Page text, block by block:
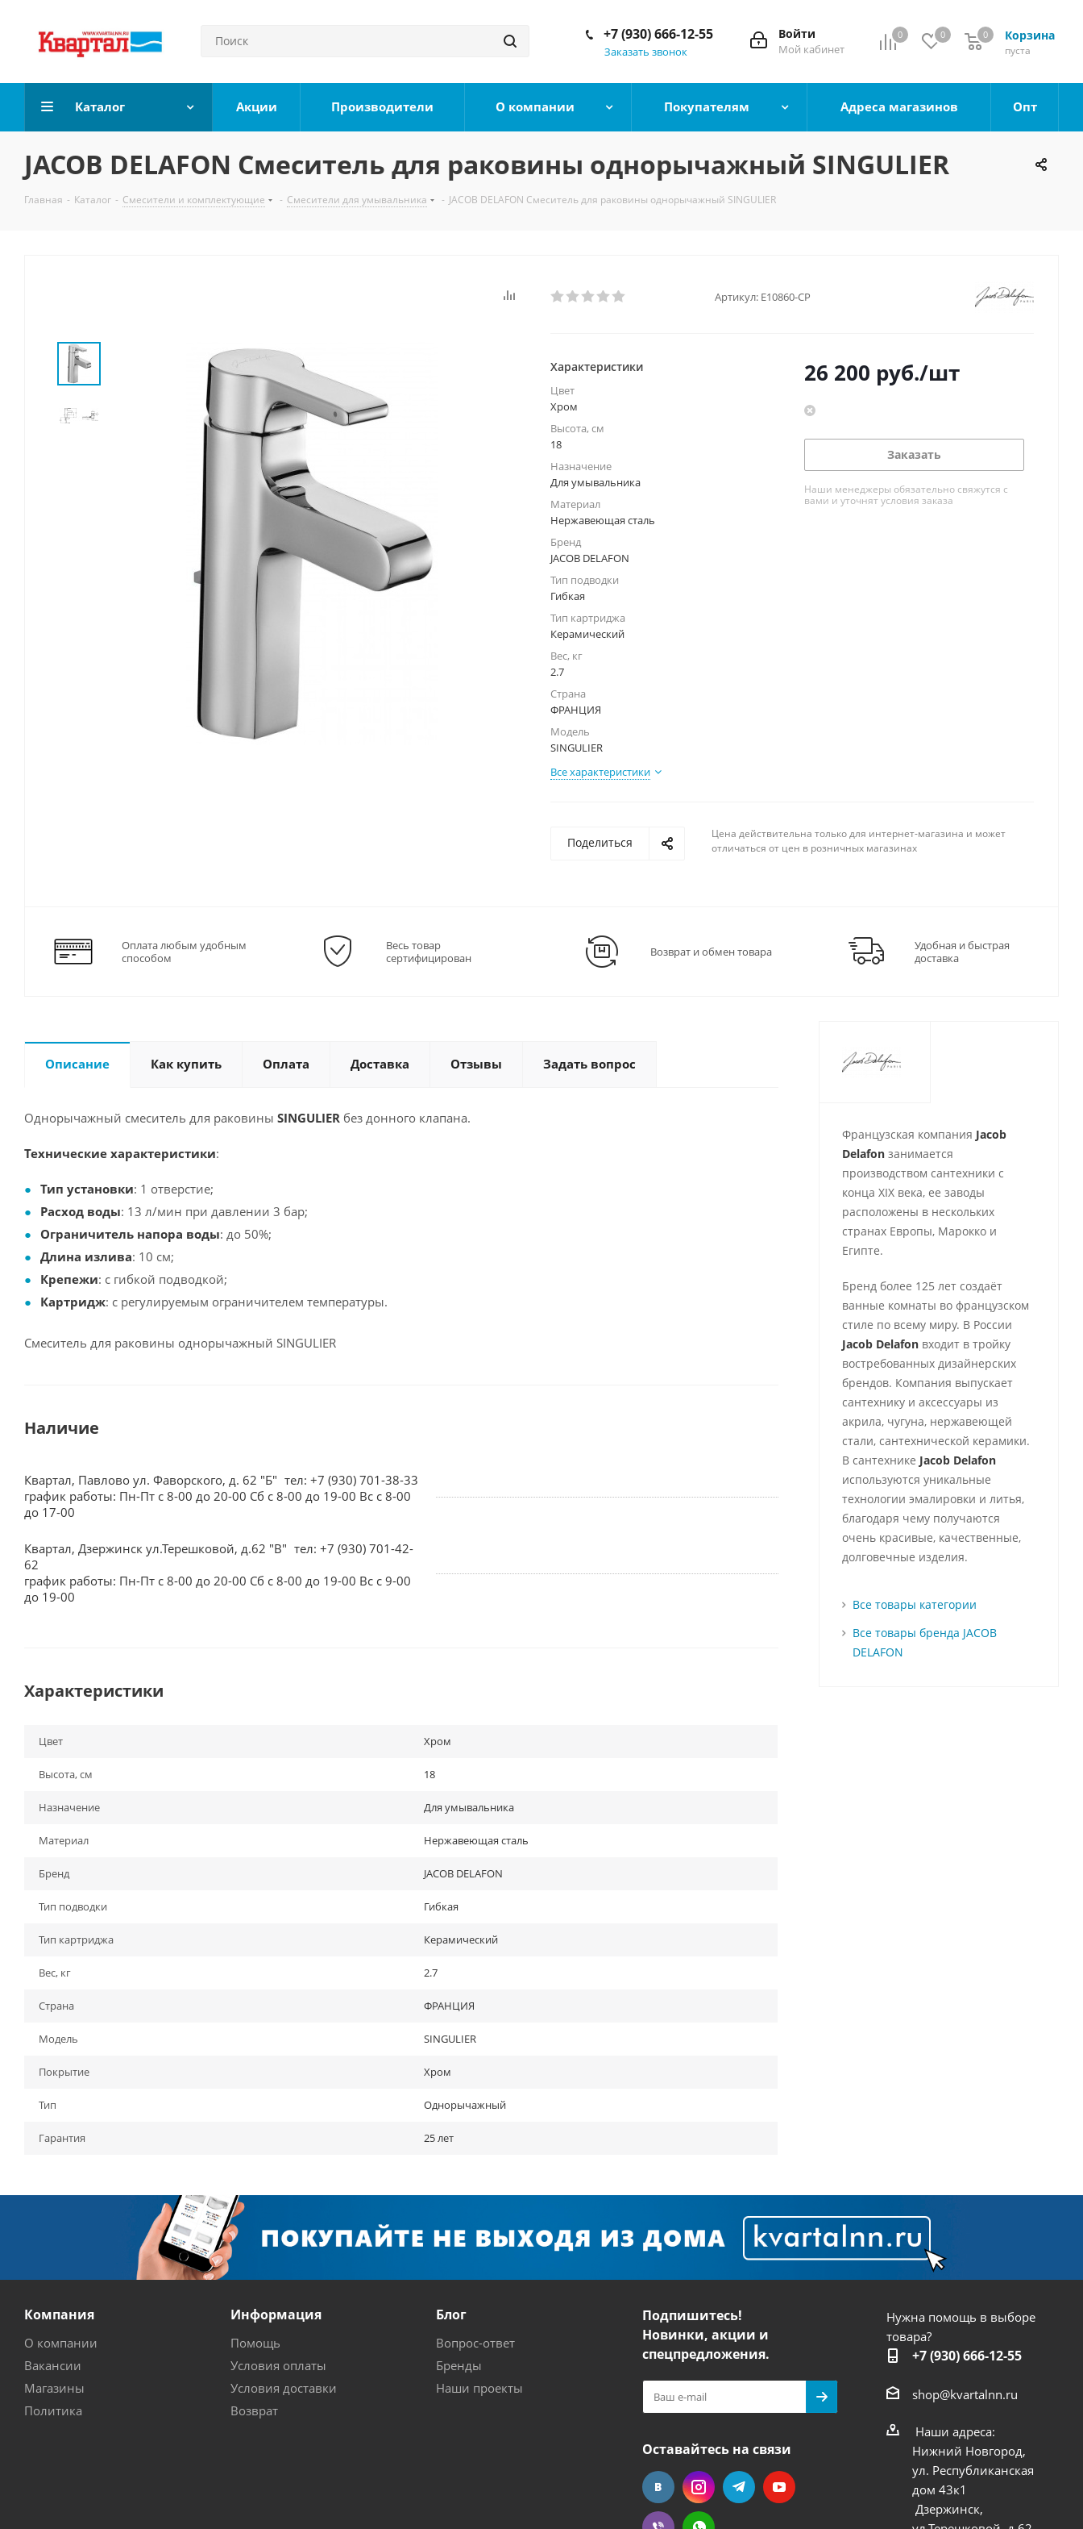
0 0 Корзина
0
пуста
0
Войти
Мой кабинет
+7 (930) 666-12-55
Заказать звонок
Каталог Акции Производители О компании Покупателям Адреса магазинов Опт
JACOB DELAFON Смеситель для раковины однорычажный SINGULIER
Главная - Каталог - Смесители и комплектующие - Смесители для умывальника - JACOB DELAFON Смеситель для раковины однорычажный SINGULIER
Артикул: E10860-CP
Характеристики
Цвет
Хром
Высота, см
18
Назначение
Для умывальника
Материал
Нержавеющая сталь
Бренд
JACOB DELAFON
Тип подводки
Гибкая
Тип картриджа
Керамический
Вес, кг
2.7
Страна
ФРАНЦИЯ
Модель
SINGULIER
Все характеристики
26 200 руб./шт
Заказать
Наши менеджеры обязательно свяжутся с
вами и уточнят условия заказа
Поделиться
Цена действительна только для интернет-магазина и может
отличаться от цен в розничных магазинах
Оплата любым удобным
способом
Весь товар
сертифицирован
Возврат и обмен товара
Удобная и быстрая
доставка
Описание Как купить Оплата Доставка Отзывы Задать вопрос
Однорычажный смеситель для раковины SINGULIER без донного клапана.
Технические характеристики:
Тип установки: 1 отверстие;
Расход воды: 13 л/мин при давлении 3 бар;
Ограничитель напора воды: до 50%;
Длина излива: 10 см;
Крепежи: с гибкой подводкой;
Картридж: с регулируемым ограничителем температуры.
Смеситель для раковины однорычажный SINGULIER
Наличие
Квартал, Павлово ул. Фаворского, д. 62 "Б" тел: +7 (930) 701-38-33
график работы: Пн-Пт с 8-00 до 20-00 Сб с 8-00 до 19-00 Вс с 8-00
до 17-00
Квартал, Дзержинск ул.Терешковой, д.62 "В" тел: +7 (930) 701-42-
62
график работы: Пн-Пт с 8-00 до 20-00 Сб с 8-00 до 19-00 Вс с 9-00
до 19-00
Характеристики
Цвет Хром
Высота, см 18
Назначение Для умывальника
Материал Нержавеющая сталь
Бренд JACOB DELAFON
Тип подводки Гибкая
Тип картриджа Керамический
Вес, кг 2.7
Страна ФРАНЦИЯ
Модель SINGULIER
Покрытие Хром
Тип Однорычажный
Гарантия 25 лет
Французская компания Jacob
Delafonзанимается
производством сантехники с
конца ХІХ века, ее заводы
расположены в нескольких
странах Европы, Марокко и
Египте.
Бренд более 125 лет создаёт
ванные комнаты во французском
стиле по всему миру. В России
Jacob Delafonвходит в тройку
востребованных дизайнерских
брендов. Компания выпускает
сантехнику и аксессуары из
акрила, чугуна, нержавеющей
стали, сантехнической керамики.
В сантехнике Jacob Delafon
используются уникальные
технологии эмалировки и литья,
благодаря чему получаются
очень красивые, качественные,
долговечные изделия.
Все товары категории
Все товары бренда JACOB
DELAFON
Компания
О компании
Вакансии
Магазины
Политика
Информация
Помощь
Условия оплаты
Условия доставки
Возврат
Блог
Вопрос-ответ
Бренды
Наши проекты
Подпишитесь!
Новинки, акции и
спецпредложения.
Оставайтесь на связи
Нужна помощь в выборе
товара?
+7 (930) 666-12-55
shop@kvartalnn.ru
Наши адреса:
Нижний Новгород,
ул. Республиканская
дом 43к1
Дзержинск,